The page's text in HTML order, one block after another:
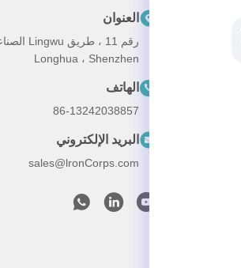
العنوان
Longhua ، Shenzhen
الهاتف
86-13242038857
البريد الإلكتروني
sales@lronCorps.com